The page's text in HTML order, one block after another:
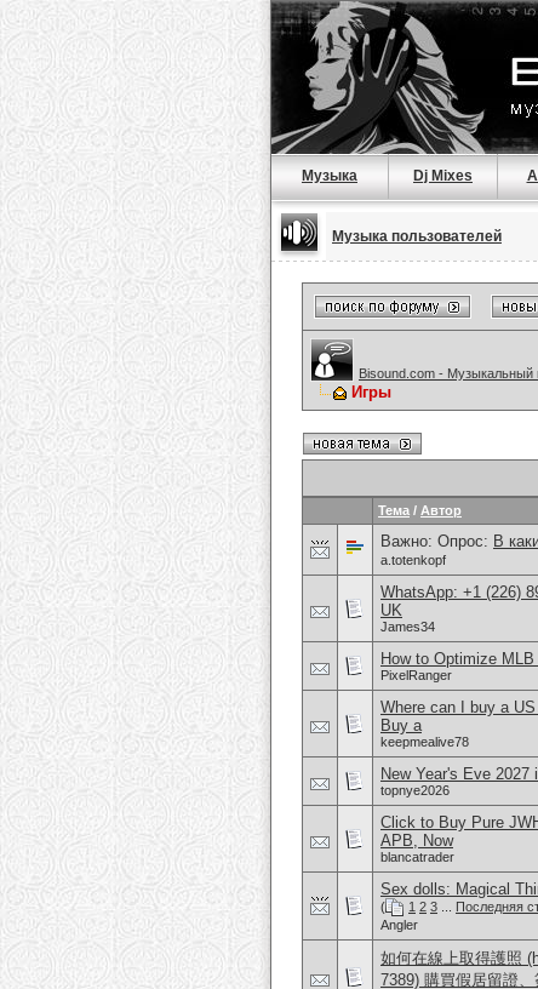
Музыка Dj Mixes
Музыка пользователей
Bisound.com - Музыкальный
Игры
Тема / Автор
Важно: Опрос: В
a.totenkopf
WhatsApp: +1 (226)
UK
James34
How to Optimize
PixelRanger
Where can I buy a
Buy a
keepmealive78
New Year's Eve
topnye2026
Click to Buy Pure
APB, Now
blancatrader
Sex dolls: Magical
( 1 2 3 Последняя
Angler
如何在線上取得護照
7389) 購買假居留證